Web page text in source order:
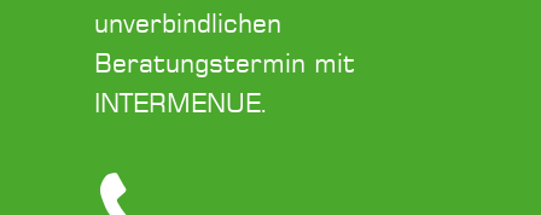
unverbindlichen
Beratungstermin mit
INTERMENUE.